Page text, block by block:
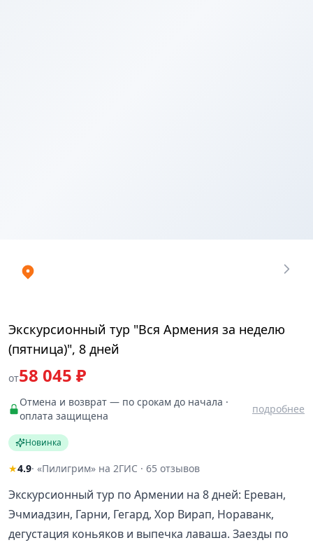
Экскурсионный тур "Вся Армения за неделю
(пятница)", 8 дней
от58 045 ₽
Отмена и возврат — по срокам до начала ·
оплата защищена
подробнее
Новинка
★4.9· «Пилигрим» на 2ГИС · 65 отзывов
Экскурсионный тур по Армении на 8 дней: Ереван,
Эчмиадзин, Гарни, Гегард, Хор Вирап, Нораванк,
дегустация коньяков и выпечка лаваша. Заезды по